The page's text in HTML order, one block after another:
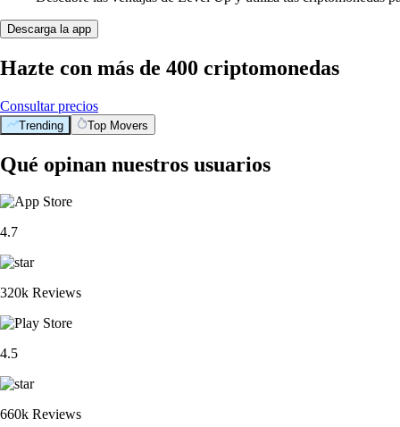
Descarga la app
Hazte con más de 400 criptomonedas
Consultar precios
Trending Top Movers
Qué opinan nuestros usuarios
4.7
320k Reviews
4.5
660k Reviews